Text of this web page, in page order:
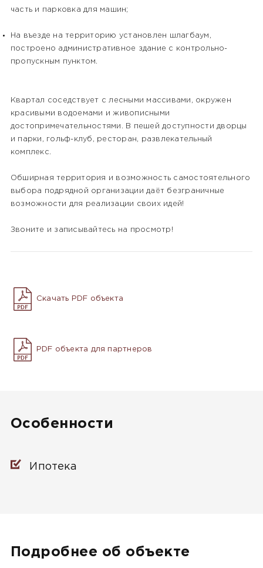
часть и парковка для машин;
На въезде на территорию установлен шлагбаум,
построено административное здание с контрольно-
пропускным пунктом.
Квартал соседствует с лесными массивами, окружен
красивыми водоемами и живописными
достопримечательностями. В пешей доступности дворцы
и парки, гольф-клуб, ресторан, развлекательный
комплекс.
Обширная территория и возможность самостоятельного
выбора подрядной организации даёт безграничные
возможности для реализации своих идей!
Звоните и записывайтесь на просмотр!
Скачать PDF объекта
PDF объекта для партнеров
Особенности
Ипотека
Подробнее об объекте